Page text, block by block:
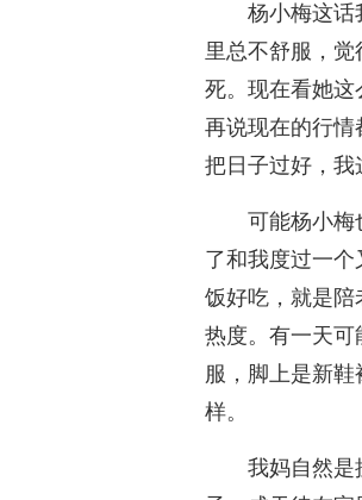
杨小梅这话
里总不舒服，
死。现在看她这
再说现在的行情
把日子过好，我
可能杨小梅
了和我度过一
饭好吃，就是陪
热度。有一天可
服，脚上是新
样。
我妈自然是